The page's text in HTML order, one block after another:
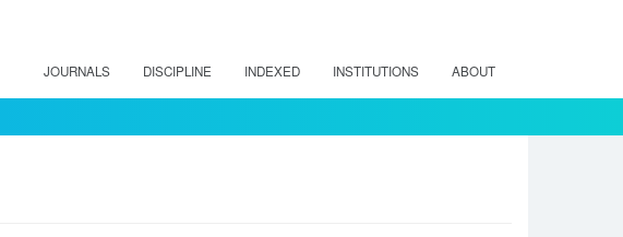
JOURNALS DISCIPLINE INDEXED INSTITUTIONS ABOUT